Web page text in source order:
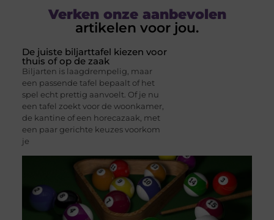
Verken onze aanbevolen
artikelen voor jou.
De juiste biljarttafel kiezen voor
thuis of op de zaak
Biljarten is laagdrempelig, maar
een passende tafel bepaalt of het
spel echt prettig aanvoelt. Of je nu
een tafel zoekt voor de woonkamer,
de kantine of een horecazaak, met
een paar gerichte keuzes voorkom
je